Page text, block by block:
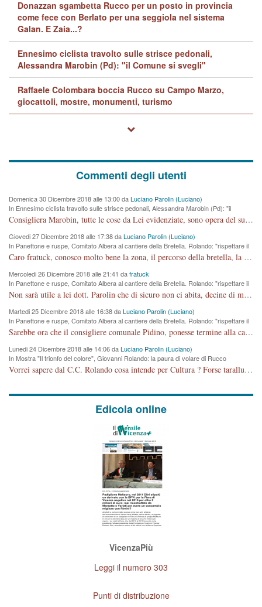
Donazzan sgambetta Rucco per un posto in provincia
come fece con Berlato per una seggiola nel sistema
Galan. E Zaia...?
Ennesimo ciclista travolto sulle strisce pedonali,
Alessandra Marobin (Pd): "il Comune si svegli"
Raffaele Colombara boccia Rucco su Campo Marzo,
giocattoli, mostre, monumenti, turismo
Commenti degli utenti
Domenica 30 Dicembre 2018 alle 13:00 daLuciano Parolin (Luciano)
In Ennesimo ciclista travolto sulle strisce pedonali, Alessandra Marobin (Pd): "il
Comune si svegli"
Consigliera Marobin, tutte le cose da Lei evidenziate, sono opera del suo ex Assessore e compagno di Partito Antonio Marco Dalla Pozza Assessore alla "progettazione" di piste ciclabili e altre porcherie. A lui manderei il conto da saldare per incidenti e danni alle persone. E' ora che "finiamola." Avete perso rassegnatevi. qui IL SINDACO RUCCO NON C'ENTRA PER NIENTE. CAPITO!!!!!!!! Amen.
Giovedi 27 Dicembre 2018 alle 17:38 daLuciano Parolin (Luciano)
In Panettone e ruspe, Comitato Albera al cantiere della Bretella. Rolando: "rispettare il
cronoprogramma"
Caro fratuck, conosco molto bene la zona, il percorso della bretella, la situazione dei cittadini, abito in Viale Trento. A partire dal 2003 ho partecipato al Comitato di Maddalene pro bretella, e a riunioni propositive per apportare modifiche al progetto. Numerose mie foto del territorio sono arrivate a Roma, altri miei interventi (non graditi dalla Sx) sono stati pubblicati dal GdV, assieme ad altri come Ciro Asproso, ora favorevole alla bretella. Ho partecipato alla raccolta firme per la chiusura della strada x 5 giorni eseguita dal Sindaco Hullwech per sforamento 180 Micro/g. Pertanto come impegno per la tematica sono apposto con la coscienza. Ora il Progetto è partito, fine! Voglio dire che la nuova Giunta "comunale" non c'entra più. L'opera sarà "malauguratamente" eseguita, ma non con il mio placet. Il Consigliere Comunale dovrebbe capire che la campagna elettorale è finita, con buona pace di tutti. Quello che invece dovrebbe interessare è la proprietà della strada, dall'uscita autostradale Ovest, sino alla Rotatoria dell'Albara, vi sono tre possessori: Autostrade SpA; La Provincia, il Comune. Come la mettiamo per il futuro ? I costi, da 50 sono saliti a 100 milioni di € come dire 20 milioni a KM (!) da non credere. Comunque si farà. Ma nessuno canti Vittoria, anzi meglio non farne un ulteriore fatto "partitico" per questioni elettorali o di seggio. Se mi manda la sua mail, sono disponibile ad inviare i documenti e le foto sopra descritte. Con ossequi, Luciano Parolin
Mercoledi 26 Dicembre 2018 alle 21:41 dafratuck
In Panettone e ruspe, Comitato Albera al cantiere della Bretella. Rolando: "rispettare il
cronoprogramma"
Non sarà utile a lei dott. Parolin che di sicuro non ci abita, decine di migliaia di TIR, automobili e padroncini che passano quotidianamente per una strada appena rotabile, non è più possibile stendere i panni, attraversare la strada senza rischiare la morte, le case stanno crepando, i tempi sono cambiati e la bretella non passerà assolutamente per maddalene (ma cosa sta a dire?!), dia invece responsabilità a chi ha costruito tagliando la strada che doveva invece terminare a isola vicentina e non al moracchino lasciando Motta di Costabissara ancora in panne di traffico. I tempi sono cambiati dottore e se l'anagrafe della vita stagna nell'essere umano impressioni conservatrici, la società non le considera perchè va avanti, si industrializza e ha bisogno di infrastrutture e di sviluppo. Ultima considerazione, se è geloso di Rolando perchè vede in lui solo campagne politiche mentre si difendono i SOLI diritti dei cittadini, la preghiamo faccia considerazioni più appropriate. Saluti e complimenti per i suoi scritti.
Martedi 25 Dicembre 2018 alle 16:38 daLuciano Parolin (Luciano)
In Panettone e ruspe, Comitato Albera al cantiere della Bretella. Rolando: "rispettare il
cronoprogramma"
Sarebbe ora che il consigliere comunale Pidino, ponesse termine alla campagna elettorale nel territorio del suo seggio Villaggio del Sole. La tiraca è iniziata, distruggerà 6 km di prateria ovest della città, ricca di fonti e sorgenti d'acqua. I cittadini di Maddalene non avranno più Pace la notte. Molta colpa per la costruzione di questa Strada è proprio del signor Rolando,dei suoi gazebo mobili e che vuol far passare questa opera VANDALICA come progetto "utile" a chi ? Non è cosa seria sig. Rolando!
Lunedi 24 Dicembre 2018 alle 14:06 daLuciano Parolin (Luciano)
In Mostra "Il trionfo del colore", Giovanni Rolando: la paura di volare di Rucco
Vorrei sapere dal C.C. Rolando cosa intende per Cultura ? Forse tarallucci, vino e sagre, o spaghetti tricolori del PD ? Il continuo (s)parlare della mostra a Palazzo Chiericati caro consigliere DANNEGGIA FORTEMENTE l'immagine della città TUTTA e fa deviare i consensi che in RUSSIA (badi bene ex U.R.S.S.) sono ECCELLENTI. A livello artistico l'evento è di alta Valenza culturale, COMPITO di Tutta la Cittadinanza fare il possibile per propagandare l'iniziativa senza farne UN CASO PARTITICO come fa Lei da sempre. Meno Gazebo + Partecipazione! E così sia. Amen.
Edicola online
VicenzaPiù
Leggi il numero 303
Punti di distribuzione